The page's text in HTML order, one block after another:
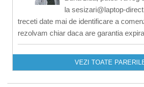
la sesizari@laptop-
treceti date mai de identificare a
rezolvam chiar daca are garantia
VEZI TOATE